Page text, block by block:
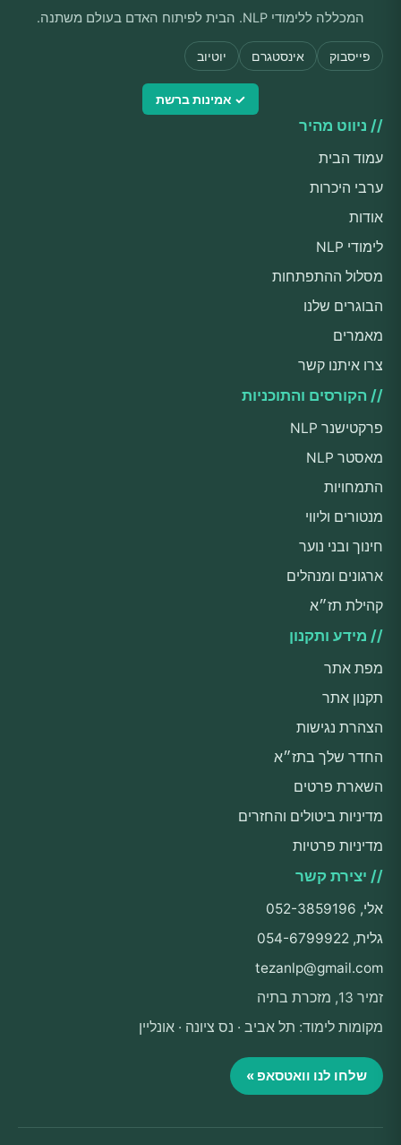
המכללה ללימודי NLP. הבית לפיתוח האדם בעולם משתנה.
פייסבוק אינסטגרם יוטיוב
✓ אמינות ברשת
// ניווט מהיר
עמוד הבית
ערבי היכרות
אודות
לימודי NLP
מסלול ההתפתחות
הבוגרים שלנו
מאמרים
צרו איתנו קשר
// הקורסים והתוכניות
פרקטישנר NLP
מאסטר NLP
התמחויות
מנטורים וליווי
חינוך ובני נוער
ארגונים ומנהלים
קהילת תז״א
// מידע ותקנון
מפת אתר
תקנון אתר
הצהרת נגישות
החדר שלך בתז״א
השארת פרטים
מדיניות ביטולים והחזרים
מדיניות פרטיות
// יצירת קשר
אלי, 052-3859196
גלית, 054-6799922
tezanlp@gmail.com
זמיר 13, מזכרת בתיה
מקומות לימוד: תל אביב · נס ציונה · אונליין
שלחו לנו וואטסאפ »